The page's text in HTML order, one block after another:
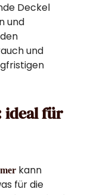
Deckel
und
und
ideal für
kann
für die